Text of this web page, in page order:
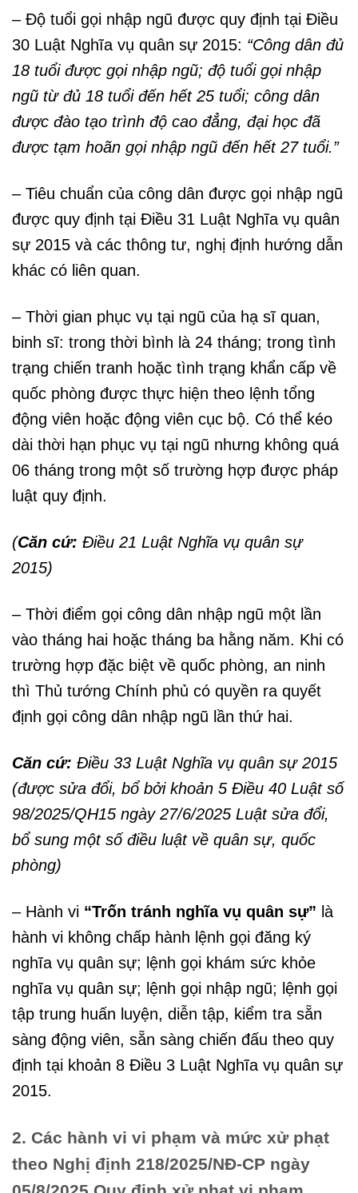
– Độ tuổi gọi nhập ngũ được quy định tại Điều
30 Luật Nghĩa vụ quân sự 2015: “Công dân đủ
18 tuổi được gọi nhập ngũ; độ tuổi gọi nhập
ngũ từ đủ 18 tuổi đến hết 25 tuổi; công dân
được đào tạo trình độ cao đẳng, đại học đã
được tạm hoãn gọi nhập ngũ đến hết 27 tuổi.”
– Tiêu chuẩn của công dân được gọi nhập ngũ
được quy định tại Điều 31 Luật Nghĩa vụ quân
sự 2015 và các thông tư, nghị định hướng dẫn
khác có liên quan.
– Thời gian phục vụ tại ngũ của hạ sĩ quan,
binh sĩ: trong thời bình là 24 tháng; trong tình
trạng chiến tranh hoặc tình trạng khẩn cấp về
quốc phòng được thực hiện theo lệnh tổng
động viên hoặc động viên cục bộ. Có thể kéo
dài thời hạn phục vụ tại ngũ nhưng không quá
06 tháng trong một số trường hợp được pháp
luật quy định.
(Căn cứ: Điều 21 Luật Nghĩa vụ quân sự
2015)
– Thời điểm gọi công dân nhập ngũ một lần
vào tháng hai hoặc tháng ba hằng năm. Khi có
trường hợp đặc biệt về quốc phòng, an ninh
thì Thủ tướng Chính phủ có quyền ra quyết
định gọi công dân nhập ngũ lần thứ hai.
Căn cứ: Điều 33 Luật Nghĩa vụ quân sự 2015
(được sửa đổi, bổ bởi khoản 5 Điều 40 Luật số
98/2025/QH15 ngày 27/6/2025 Luật sửa đổi,
bổ sung một số điều luật về quân sự, quốc
phòng)
– Hành vi “Trốn tránh nghĩa vụ quân sự” là
hành vi không chấp hành lệnh gọi đăng ký
nghĩa vụ quân sự; lệnh gọi khám sức khỏe
nghĩa vụ quân sự; lệnh gọi nhập ngũ; lệnh gọi
tập trung huấn luyện, diễn tập, kiểm tra sẵn
sàng động viên, sẵn sàng chiến đấu theo quy
định tại khoản 8 Điều 3 Luật Nghĩa vụ quân sự
2015.
2. Các hành vi vi phạm và mức xử phạt
theo Nghị định 218/2025/NĐ-CP ngày